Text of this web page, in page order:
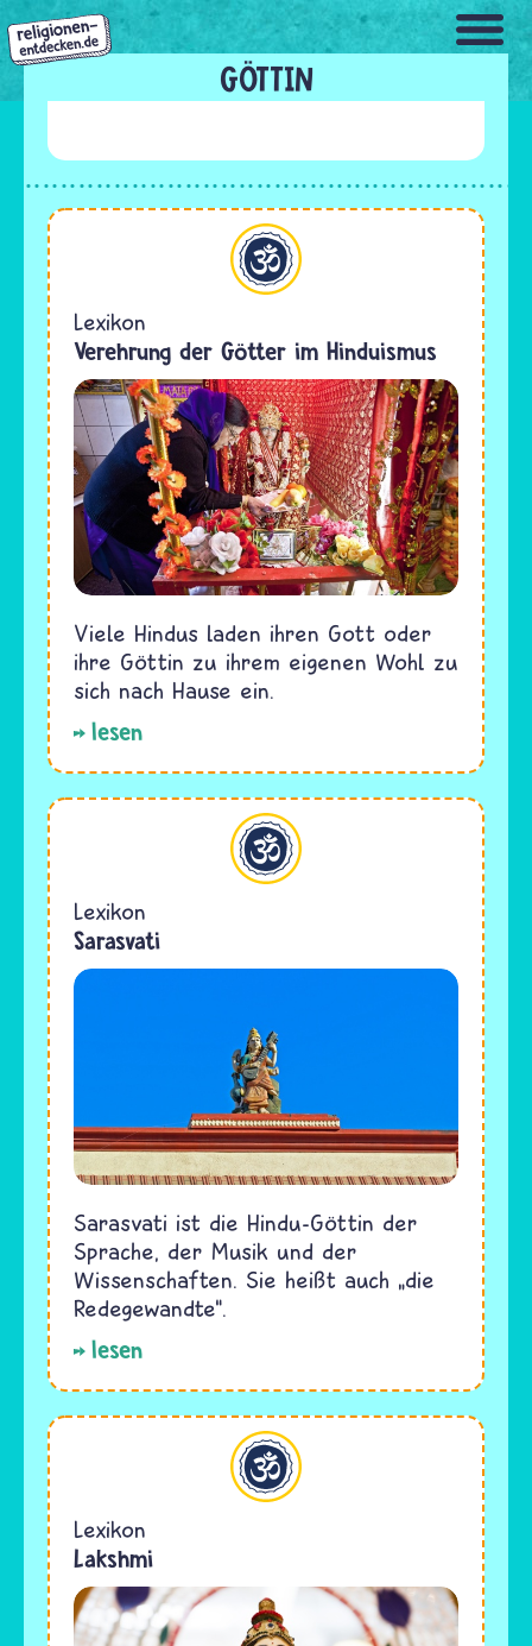
Direkt
zum
Inhalt
GÖTTIN
Hinduismus
Lexikon
Verehrung der Götter im Hinduismus
Viele Hindus laden ihren Gott oder
ihre Göttin zu ihrem eigenen Wohl zu
sich nach Hause ein.
lesen
Hinduismus
Lexikon
Sarasvati
Sarasvati ist die Hindu-Göttin der
Sprache, der Musik und der
Wissenschaften. Sie heißt auch „die
Redegewandte“.
lesen
Hinduismus
Lexikon
Lakshmi